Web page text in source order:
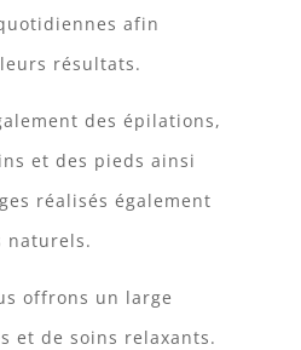
afin
résultats.
des épilations,
et des pieds ainsi
réalisés également
naturels.
offrons un large
et de soins relaxants.